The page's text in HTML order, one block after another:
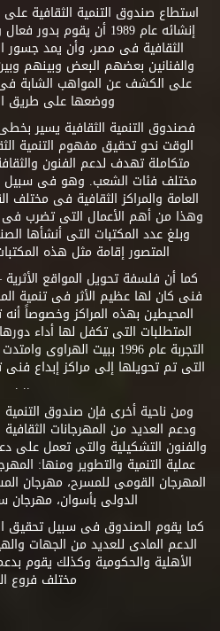
استطاع صندوق التنمية الثقافية
إنشائه عام 1989 أن يقوم
الثقافية فى مصر، وأن يمد جسور
والفنانين بعضهم البعض وبينهم
على الكشف عن المواهب الشابة
ووضعها على طريق
فصندوق التنمية الثقافية يسير
الوقت نحو تحقيق مفهوم التنمية
متكاملة تهدف لدعم الفنون
مختلف فئات الشعب. وهو فى سبيل
العامة والمراكز الثقافية فى مختلف
وهذا من أهم الأعمال التى تضرب فى
وبلغ عدد المكتبات التى أنشأها
المتصور إقامة مثل هذه المكتبات
كما أن فلسفة تحويل المواقع الأثرية
فنى كان لها عظيم الأثر فى تنمية
المحيطين بهذه المراكز وخصوصاً
المتطلبات التى تكفل لها أداء
التجربة عام 1996 ببيت
.. .
ومن ناحية أخرى فإن صندوق التنمية
ودعم العديد من المهرجانات
والفنون التشكيلية والتى تعمل على
عملية التنمية والتطوير ومنها:
المهرجان القومى للمسرح، مهرجان
الدولى بأسوان، مهرجان
كما يقوم الصندوق فى سبيل تحقيق
الدعم المادى للعديد من الجهات
الأهلية والحكومية وكذلك يقوم
مختلف فروع